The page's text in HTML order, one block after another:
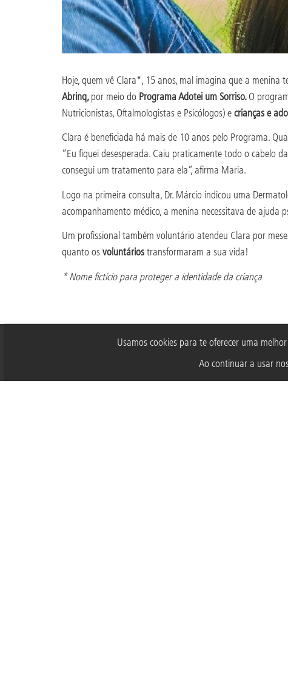
Usamos cookies para te oferecer uma
Ao continuar a usar
Hoje, quem vê Clara*, 15 anos, mal imagina que a menina
Abrinq,por meio do Programa Adotei um Sorriso.O
Nutricionistas, Oftalmologistas e Psicólogos) ecrianças e
Clara é beneficiada há mais de 10 anos pelo Programa.
“Eu fiquei desesperada. Caiu praticamente todo o cabelo
consegui um tratamento para ela”, afirma Maria.
Logo na primeira consulta, Dr. Márcio indicou uma
acompanhamento médico, a menina necessitava de ajuda
Um profissional também voluntário atendeu Clara por
quanto osvoluntáriostransformaram a sua vida!
* Nome fictício para proteger a identidade da criança